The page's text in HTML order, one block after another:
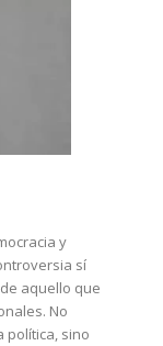
y
sí
aquello que
No
política, sino